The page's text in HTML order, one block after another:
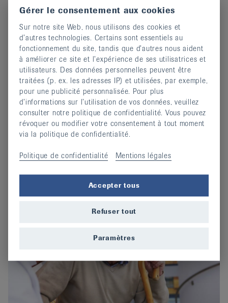
Devenir membre
continuer
Gérer le consentement aux cookies
Sur notre site Web, nous utilisons des cookies et
d’autres technologies. Certains sont essentiels au
fonctionnement du site, tandis que d’autres nous aident
à améliorer ce site et l’expérience de ses utilisatrices et
utilisateurs. Des données personnelles peuvent être
traitées (p. ex. les adresses IP) et utilisées, par exemple,
pour une publicité personnalisée. Pour plus
d’informations sur l’utilisation de vos données, veuillez
consulter notre politique de confidentialité. Vous pouvez
révoquer ou modifier votre consentement à tout moment
via la politique de confidentialité.
Politique de confidentialité Mentions légales
Accepter tous
Refuser tout
Paramètres